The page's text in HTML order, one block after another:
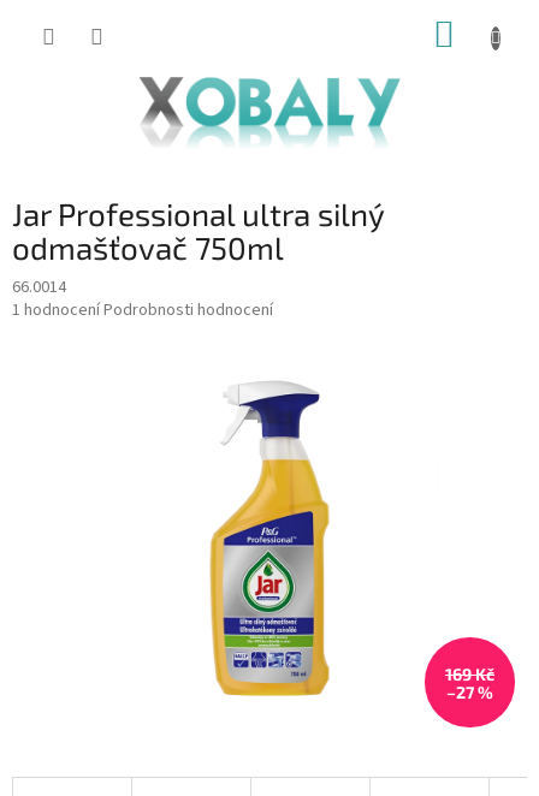
KOŠÍK
Jar Professional ultra silný
odmašťovač 750ml
66.0014
Průměrné
1 hodnoceníPodrobnosti hodnocení
169 Kč
–27 %